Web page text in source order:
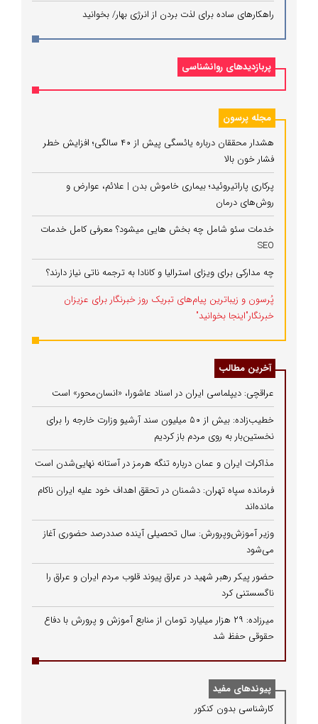
راهکارهای ساده برای لذت بردن از انرژی بهار/ بخوانید
پربازدیدهای روانشناسی
مجله پرسون
هشدار محققان درباره یائسگی پیش از ۴۰ سالگی؛ افزایش خطر
فشار خون بالا
پرکاری پاراتیروئید؛ بیماری خاموش بدن | علائم، عوارض و
روش‌های درمان
خدمات سئو شامل چه بخش هایی میشود؟ معرفی کامل خدمات
SEO
چه مدارکی برای ویزای استرالیا و کانادا به ترجمه ناتی نیاز دارند؟
پُرسون و زیباترین پیام‌های تبریک روز خبرنگار برای عزیزان
خبرنگار"اینجا بخوانید"
آخرین مطالب
عراقچی: دیپلماسی ایران در اسناد عاشورا، «انسان‌محور» است
خطیب‌زاده: بیش از ۵۰ میلیون سند آرشیو وزارت خارجه را برای
نخستین‌بار به روی مردم باز کردیم
مذاکرات ایران و عمان درباره تنگه هرمز در آستانه نهایی‌شدن است
فرمانده سپاه تهران: دشمنان در تحقق اهداف خود علیه ایران ناکام
مانده‌اند
وزیر آموزش‌وپرورش: سال تحصیلی آینده صددرصد حضوری آغاز
می‌شود
حضور پیکر رهبر شهید در عراق پیوند قلوب مردم ایران و عراق را
ناگسستنی کرد
میرزاده: ۲۹ هزار میلیارد تومان از منابع آموزش و پرورش با دفاع
حقوقی حفظ شد
پیوندهای مفید
كارشناسی بدون كنكور